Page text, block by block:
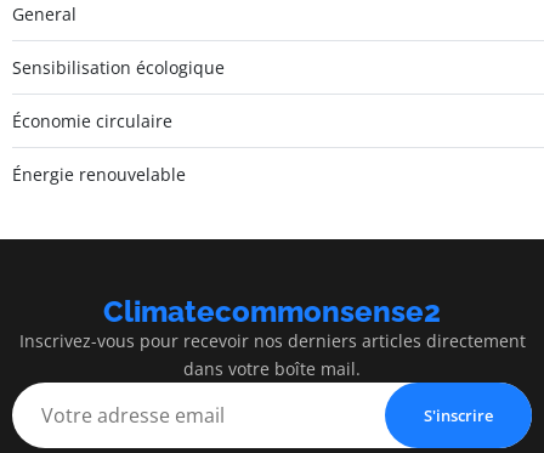
General
Sensibilisation écologique
Économie circulaire
Énergie renouvelable
Climatecommonsense2
Inscrivez-vous pour recevoir nos derniers articles directement
dans votre boîte mail.
S'inscrire